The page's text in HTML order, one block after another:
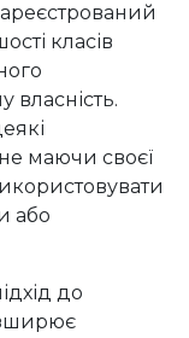
класів
власність.
не маючи своєї
або
до